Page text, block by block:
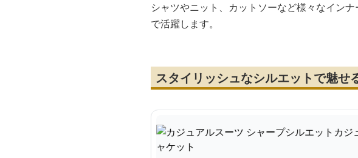
シャツやニット、カットソーなど様々なイン
で活躍します。
スタイリッシュなシルエットで魅せ